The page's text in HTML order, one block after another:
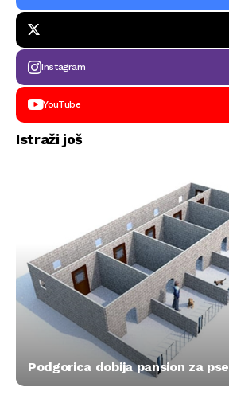
Instagram
YouTube
Istraži još
Podgorica dobija pansion za pse